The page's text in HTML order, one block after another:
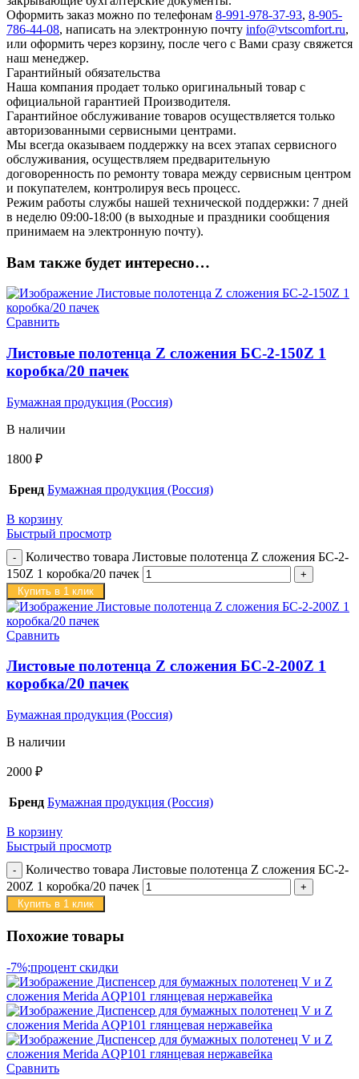
Оформить заказ можно по телефонам 8-991-978-37-93, 8-905-
786-44-08, написать на электронную почту info@vtscomfort.ru,
или оформить через корзину, после чего с Вами сразу свяжется
наш менеджер.
Гарантийный обязательства
Наша компания продает только оригинальный товар с
официальной гарантией Производителя.
Гарантийное обслуживание товаров осуществляется только
авторизованными сервисными центрами.
Мы всегда оказываем поддержку на всех этапах сервисного
обслуживания, осуществляем предварительную
договоренность по ремонту товара между сервисным центром
и покупателем, контролируя весь процесс.
Режим работы службы нашей технической поддержки: 7 дней
в неделю 09:00-18:00 (в выходные и праздники сообщения
принимаем на электронную почту).
Вам также будет интересно…
Сравнить
Листовые полотенца Z сложения БС-2-150Z 1
коробка/20 пачек
Бумажная продукция (Россия)
В наличии
1800 ₽
Бренд Бумажная продукция (Россия)
В корзину
Быстрый просмотр
Количество товара Листовые полотенца Z сложения БС-2-
150Z 1 коробка/20 пачек
Купить в 1 клик
Сравнить
Листовые полотенца Z сложения БС-2-200Z 1
коробка/20 пачек
Бумажная продукция (Россия)
В наличии
2000 ₽
Бренд Бумажная продукция (Россия)
В корзину
Быстрый просмотр
Количество товара Листовые полотенца Z сложения БС-2-
200Z 1 коробка/20 пачек
Купить в 1 клик
Похожие товары
-7%;процент скидки
Сравнить